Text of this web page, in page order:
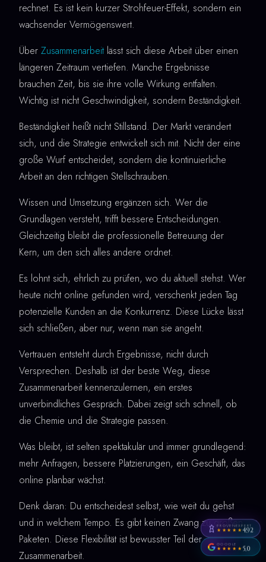
rechnet. Es ist kein kurzer Strohfeuer-Effekt, sondern ein
wachsender Vermögenswert.
Über Zusammenarbeit lässt sich diese Arbeit über einen
längeren Zeitraum vertiefen. Manche Ergebnisse
brauchen Zeit, bis sie ihre volle Wirkung entfalten.
Wichtig ist nicht Geschwindigkeit, sondern Beständigkeit.
Beständigkeit heißt nicht Stillstand. Der Markt verändert
sich, und die Strategie entwickelt sich mit. Nicht der eine
große Wurf entscheidet, sondern die kontinuierliche
Arbeit an den richtigen Stellschrauben.
Wissen und Umsetzung ergänzen sich. Wer die
Grundlagen versteht, trifft bessere Entscheidungen.
Gleichzeitig bleibt die professionelle Betreuung der
Kern, um den sich alles andere ordnet.
Es lohnt sich, ehrlich zu prüfen, wo du aktuell stehst. Wer
heute nicht online gefunden wird, verschenkt jeden Tag
potenzielle Kunden an die Konkurrenz. Diese Lücke lässt
sich schließen, aber nur, wenn man sie angeht.
Vertrauen entsteht durch Ergebnisse, nicht durch
Versprechen. Deshalb ist der beste Weg, diese
Zusammenarbeit kennenzulernen, ein erstes
unverbindliches Gespräch. Dabei zeigt sich schnell, ob
die Chemie und die Strategie passen.
Was bleibt, ist selten spektakulär und immer grundlegend:
mehr Anfragen, bessere Platzierungen, ein Geschäft, das
online planbar wächst.
Denk daran: Du entscheidest selbst, wie weit du gehst
und in welchem Tempo. Es gibt keinen Zwang zu großen
Paketen. Diese Flexibilität ist bewusster Teil der
Zusammenarbeit.
PROVENEXPERT
★★★★★4,92
GOOGLE
★★★★★5,0